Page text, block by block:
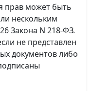
прав может быть
нескольким
Закона N 218-ФЗ.
не представлен
документов либо